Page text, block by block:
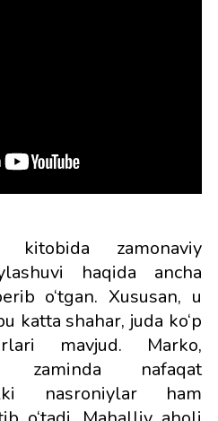
zamonaviy
haqida ancha
o‘tgan. Xususan, u
katta shahar, juda ko‘p
mavjud. Marko,
zaminda nafaqat
nasroniylar ham